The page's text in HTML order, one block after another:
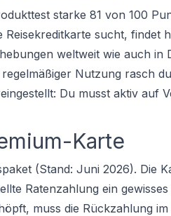
starke 81 von 100
sucht, findet
weltweit wie auch in
Nutzung rasch
Du musst aktiv auf
Karte
(Stand: Juni 2026). Die
Ratenzahlung ein
muss die Rückzahlung